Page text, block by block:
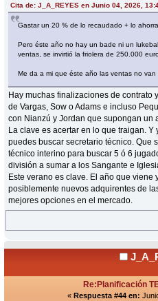
Cita de: J_A_REYES en Junio 04, 2026,
Gastar un 20 % de lo recaudado + lo
Pero éste año no hay un bade ni un
ventas, se invirtió la friolera de 250.000
Me da a mi que éste año las ventas no
Hay muchas finalizaciones de contrato
de Vargas, Sow o Adams e incluso
con Nianzú y Jordan que supongan un
La clave es acertar en lo que traigan. Y
puedes buscar secretario técnico. Que
técnico interino para buscar 5 ó 6
división a sumar a los Sangante e
Este verano es clave. El año que
posiblemente nuevos adquirentes de
mejores opciones en el mercado.
Re:Planificación
« Respuesta #44 en: